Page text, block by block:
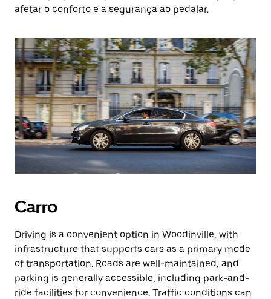
afetar o conforto e a segurança ao pedalar.
Carro
Driving is a convenient option in Woodinville, with
infrastructure that supports cars as a primary mode
of transportation. Roads are well-maintained, and
parking is generally accessible, including park-and-
ride facilities for convenience. Traffic conditions can